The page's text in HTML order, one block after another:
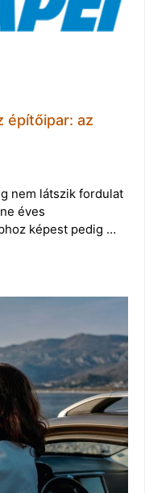
építőipar: az
nem látszik fordulat
éves
képest pedig …